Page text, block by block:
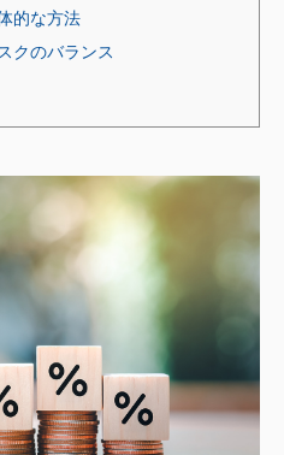
的な方法
クのバランス